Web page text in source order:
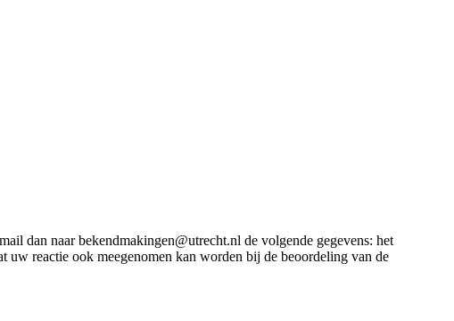
dan naar bekendmakingen@utrecht.nl de volgende gegevens: het
uw reactie ook meegenomen kan worden bij de beoordeling van de